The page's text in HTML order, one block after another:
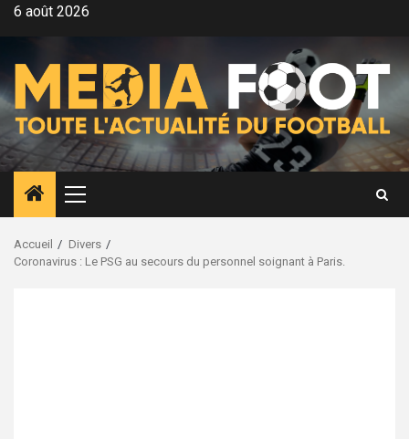
Aller6 août 2026
Menu
principal
Accueil
Divers
Coronavirus : Le PSG au secours du personnel soignant à Paris.